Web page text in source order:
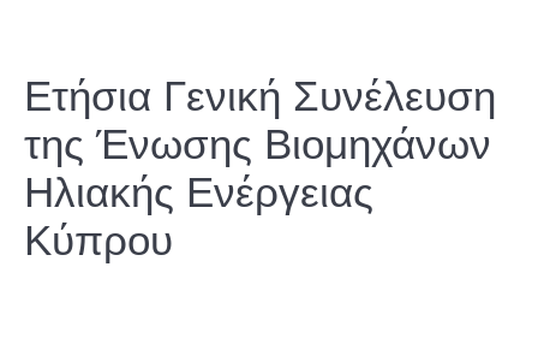
Ετήσια Γενική Συνέλευση
της Ένωσης Βιομηχάνων
Ηλιακής Ενέργειας
Κύπρου